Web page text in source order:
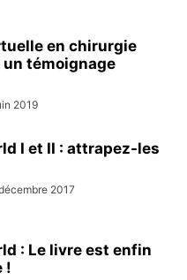
en chirurgie
un témoignage
2019
I et II : attrapez-les
2017
: Le livre est enfin
!